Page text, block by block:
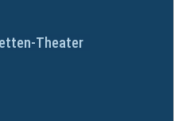
Theater